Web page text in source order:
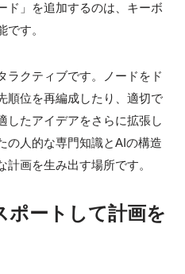
ド」を追加するのは、キーボ
す。
ラクティブです。ノードをド
順位を再編成したり、適切で
したアイデアをさらに拡張し
の人的な専門知識とAIの構造
画を生み出す場所です。
ポートして計画を